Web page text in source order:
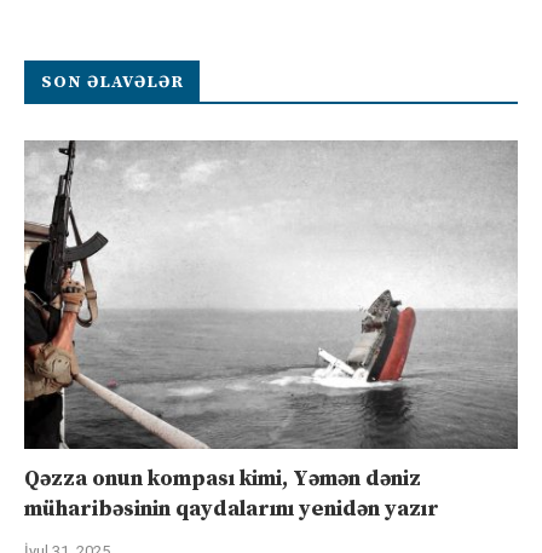
SON ƏLAVƏLƏR
Qəzza onun kompası kimi, Yəmən dəniz
müharibəsinin qaydalarını yenidən yazır